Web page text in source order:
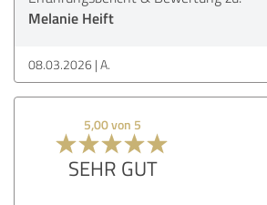
Melanie Heift
08.03.2026 A.
5,00 von 5
SEHR GUT